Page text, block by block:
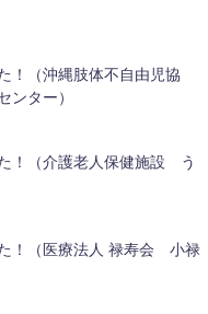
！（沖縄肢体不自由児協
ター）
！（介護老人保健施設 う
！（医療法人 禄寿会 小禄